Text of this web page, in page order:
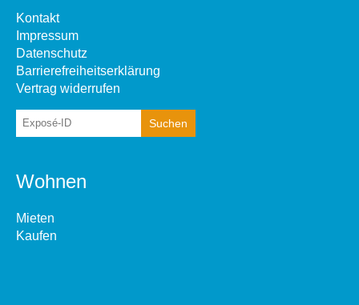
Kontakt
Impressum
Datenschutz
Barrierefreiheitserklärung
Vertrag widerrufen
Wohnen
Mieten
Kaufen